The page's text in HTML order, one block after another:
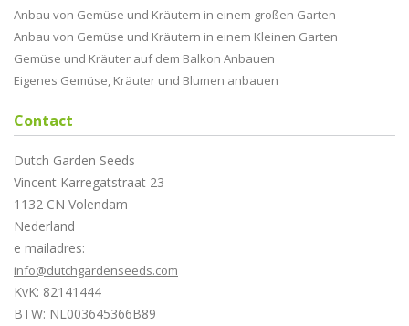
Anbau von Gemüse und Kräutern in einem großen Garten
Anbau von Gemüse und Kräutern in einem Kleinen Garten
Gemüse und Kräuter auf dem Balkon Anbauen
Eigenes Gemüse, Kräuter und Blumen anbauen
Contact
Dutch Garden Seeds
Vincent Karregatstraat 23
1132 CN Volendam
Nederland
e mailadres:
info@dutchgardenseeds.com
KvK: 82141444
BTW: NL003645366B89